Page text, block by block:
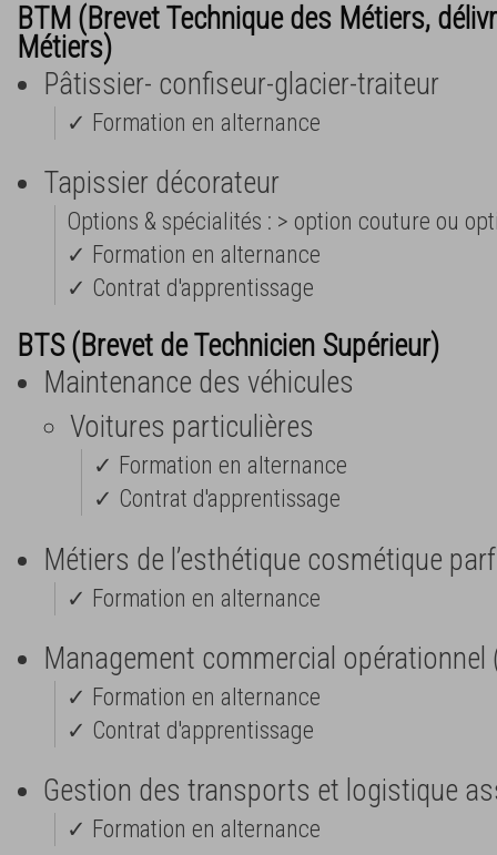
BTM (Brevet Technique des Métiers,
Métiers)
Pâtissier- confiseur-glacier-traiteur
✓ Formation en alternance
Tapissier décorateur
Options & spécialités : > option couture ou
✓ Formation en alternance
✓ Contrat d'apprentissage
BTS (Brevet de Technicien Supérieur)
Maintenance des véhicules
Voitures particulières
✓ Formation en alternance
✓ Contrat d'apprentissage
Métiers de l’esthétique cosmétique
✓ Formation en alternance
Management commercial opérationnel
✓ Formation en alternance
✓ Contrat d'apprentissage
Gestion des transports et logistique
✓ Formation en alternance